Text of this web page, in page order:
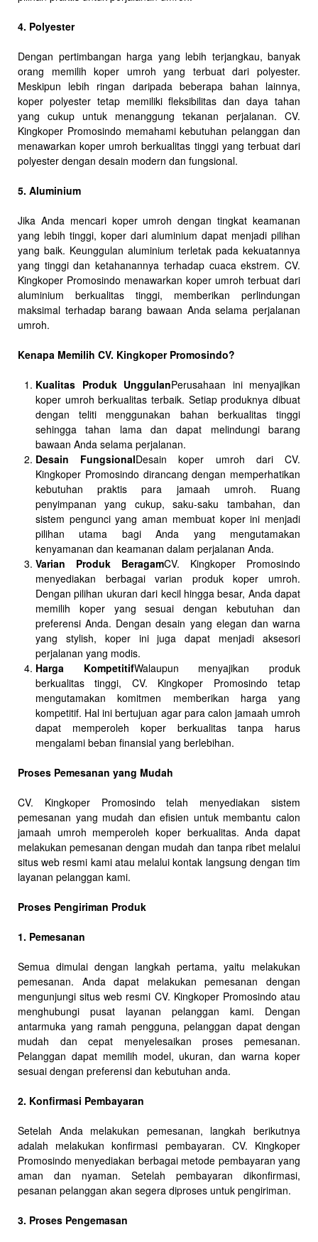
4. Polyester
Dengan pertimbangan harga yang lebih terjangkau, banyak
orang memilih koper umroh yang terbuat dari polyester.
Meskipun lebih ringan daripada beberapa bahan lainnya,
koper polyester tetap memiliki fleksibilitas dan daya tahan
yang cukup untuk menanggung tekanan perjalanan. CV.
Kingkoper Promosindo memahami kebutuhan pelanggan dan
menawarkan koper umroh berkualitas tinggi yang terbuat dari
polyester dengan desain modern dan fungsional.
5. Aluminium
Jika Anda mencari koper umroh dengan tingkat keamanan
yang lebih tinggi, koper dari aluminium dapat menjadi pilihan
yang baik. Keunggulan aluminium terletak pada kekuatannya
yang tinggi dan ketahanannya terhadap cuaca ekstrem. CV.
Kingkoper Promosindo menawarkan koper umroh terbuat dari
aluminium berkualitas tinggi, memberikan perlindungan
maksimal terhadap barang bawaan Anda selama perjalanan
umroh.
Kenapa Memilih CV. Kingkoper Promosindo?
Kualitas Produk UnggulanPerusahaan ini menyajikan
koper umroh berkualitas terbaik. Setiap produknya dibuat
dengan teliti menggunakan bahan berkualitas tinggi
sehingga tahan lama dan dapat melindungi barang
bawaan Anda selama perjalanan.
Desain FungsionalDesain koper umroh dari CV.
Kingkoper Promosindo dirancang dengan memperhatikan
kebutuhan praktis para jamaah umroh. Ruang
penyimpanan yang cukup, saku-saku tambahan, dan
sistem pengunci yang aman membuat koper ini menjadi
pilihan utama bagi Anda yang mengutamakan
kenyamanan dan keamanan dalam perjalanan Anda.
Varian Produk BeragamCV. Kingkoper Promosindo
menyediakan berbagai varian produk koper umroh.
Dengan pilihan ukuran dari kecil hingga besar, Anda dapat
memilih koper yang sesuai dengan kebutuhan dan
preferensi Anda. Dengan desain yang elegan dan warna
yang stylish, koper ini juga dapat menjadi aksesori
perjalanan yang modis.
Harga KompetitifWalaupun menyajikan produk
berkualitas tinggi, CV. Kingkoper Promosindo tetap
mengutamakan komitmen memberikan harga yang
kompetitif. Hal ini bertujuan agar para calon jamaah umroh
dapat memperoleh koper berkualitas tanpa harus
mengalami beban finansial yang berlebihan.
Proses Pemesanan yang Mudah
CV. Kingkoper Promosindo telah menyediakan sistem
pemesanan yang mudah dan efisien untuk membantu calon
jamaah umroh memperoleh koper berkualitas. Anda dapat
melakukan pemesanan dengan mudah dan tanpa ribet melalui
situs web resmi kami atau melalui kontak langsung dengan tim
layanan pelanggan kami.
Proses Pengiriman Produk
1. Pemesanan
Semua dimulai dengan langkah pertama, yaitu melakukan
pemesanan. Anda dapat melakukan pemesanan dengan
mengunjungi situs web resmi CV. Kingkoper Promosindo atau
menghubungi pusat layanan pelanggan kami. Dengan
antarmuka yang ramah pengguna, pelanggan dapat dengan
mudah dan cepat menyelesaikan proses pemesanan.
Pelanggan dapat memilih model, ukuran, dan warna koper
sesuai dengan preferensi dan kebutuhan anda.
2. Konfirmasi Pembayaran
Setelah Anda melakukan pemesanan, langkah berikutnya
adalah melakukan konfirmasi pembayaran. CV. Kingkoper
Promosindo menyediakan berbagai metode pembayaran yang
aman dan nyaman. Setelah pembayaran dikonfirmasi,
pesanan pelanggan akan segera diproses untuk pengiriman.
3. Proses Pengemasan